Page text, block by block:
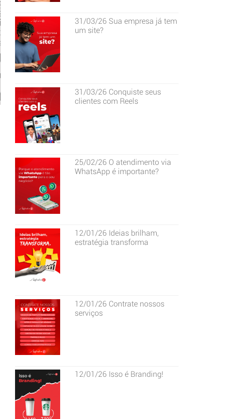
31/03/26 Sua empresa já tem
um site?
31/03/26 Conquiste seus
clientes com Reels
25/02/26 O atendimento via
WhatsApp é importante?
12/01/26 Ideias brilham,
estratégia transforma
12/01/26 Contrate nossos
serviços
12/01/26 Isso é Branding!